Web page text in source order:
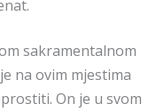
sakramentalnom
na ovim mjestima
On je u svom